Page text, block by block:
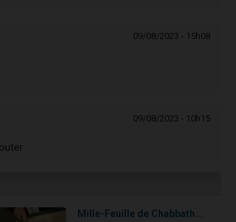
09/08/2023 - 15h08
09/08/2023 - 10h15
Mille-Feuille de Chabbath...